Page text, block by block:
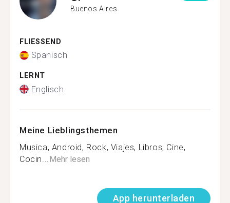
Buenos Aires
FLIESSEND
Spanisch
LERNT
Englisch
Meine Lieblingsthemen
Musica, Android, Rock, Viajes, Libros, Cine,
Cocin... Mehr lesen
App herunterladen